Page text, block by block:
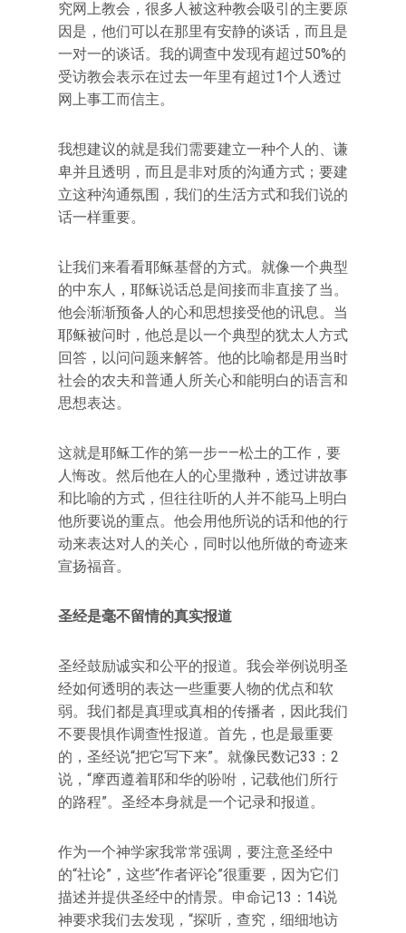
究网上教会，很多人被这种教会吸引的主要原
因是，他们可以在那里有安静的谈话，而且是
一对一的谈话。我的调查中发现有超过50%的
受访教会表示在过去一年里有超过1个人透过
网上事工而信主。
我想建议的就是我们需要建立一种个人的、谦
卑并且透明，而且是非对质的沟通方式；要建
立这种沟通氛围，我们的生活方式和我们说的
话一样重要。
让我们来看看耶稣基督的方式。就像一个典型
的中东人，耶稣说话总是间接而非直接了当。
他会渐渐预备人的心和思想接受他的讯息。当
耶稣被问时，他总是以一个典型的犹太人方式
回答，以问问题来解答。他的比喻都是用当时
社会的农夫和普通人所关心和能明白的语言和
思想表达。
这就是耶稣工作的第一步——松土的工作，要
人悔改。然后他在人的心里撒种，透过讲故事
和比喻的方式，但往往听的人并不能马上明白
他所要说的重点。他会用他所说的话和他的行
动来表达对人的关心，同时以他所做的奇迹来
宣扬福音。
圣经是毫不留情的真实报道
圣经鼓励诚实和公平的报道。我会举例说明圣
经如何透明的表达一些重要人物的优点和软
弱。我们都是真理或真相的传播者，因此我们
不要畏惧作调查性报道。首先，也是最重要
的，圣经说“把它写下来”。就像民数记33：2
说，“摩西遵着耶和华的吩咐，记载他们所行
的路程”。圣经本身就是一个记录和报道。
作为一个神学家我常常强调，要注意圣经中
的“社论”，这些“作者评论”很重要，因为它们
描述并提供圣经中的情景。申命记13：14说
神要求我们去发现，“探听，查究，细细地访